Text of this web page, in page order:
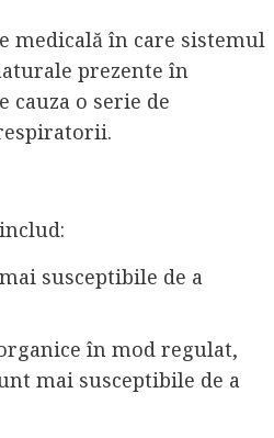
medicală în care sistemul
prezente în
cauza o serie de
susceptibile de a
în mod regulat,
mai susceptibile de a